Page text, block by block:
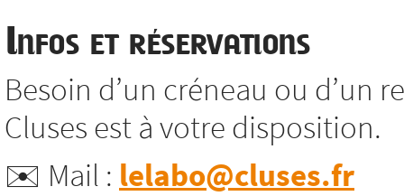
Infos et réservations
Besoin d’un créneau ou d’un
Cluses est à votre disposition.
✉️ Mail : lelabo@cluses.fr